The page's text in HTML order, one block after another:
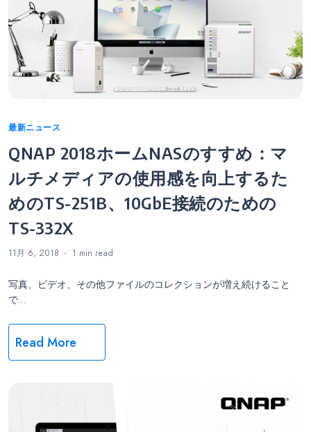
Categories
最新ニュース
QNAP 2018ホームNASのすすめ：マ
ルチメディアの使用感を向上するた
めのTS-251B、10GbE接続のための
TS-332X
11月 6, 2018 1 min read
写真、ビデオ、その他ファイルのコレクションが増え続けること
で…
Read More